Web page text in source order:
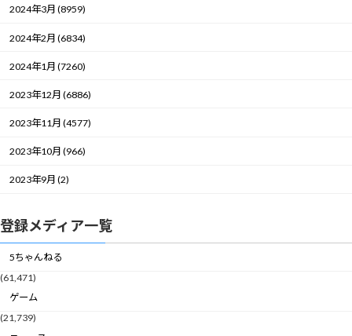
2024年3月 (8959)
2024年2月 (6834)
2024年1月 (7260)
2023年12月 (6886)
2023年11月 (4577)
2023年10月 (966)
2023年9月 (2)
登録メディア一覧
5ちゃんねる
(61,471)
ゲーム
(21,739)